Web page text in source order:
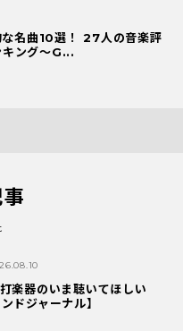
名曲10選！ 27人の音楽評
ング〜G...
楽器のいま聴いてほしい
ドジャーナル】